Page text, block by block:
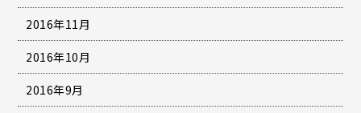
2016年11月
2016年10月
2016年9月